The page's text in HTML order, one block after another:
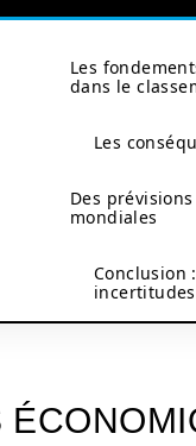
Les
dans le
Les
Des
mondiales
Conclusion
incertitudes